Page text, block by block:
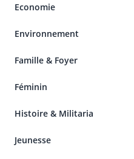
Economie
Environnement
Famille & Foyer
Féminin
Histoire & Militaria
Jeunesse